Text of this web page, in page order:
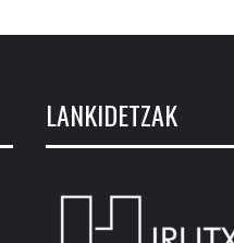
LANKIDETZAK